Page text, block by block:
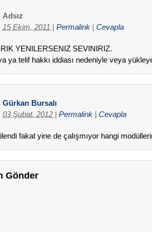
Adsız
15 Ekim, 2011 | Permalink | Cevapla
YENILERSENIZ SEVINIRIZ.
ya telif hakkı iddiası nedeniyle veya
Gürkan Bursalı
03 Şubat, 2012 | Permalink | Cevapla
fakat yine de çalışmıyor hangi
Gönder